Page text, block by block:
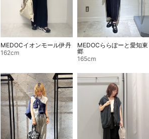
MEDOCイオンモール伊丹
162cm
MEDOCららぽーと愛知東
郷
165cm